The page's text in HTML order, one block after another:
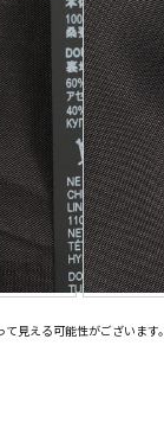
見える可能性がございます。